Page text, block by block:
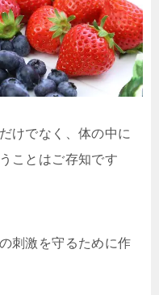
けでなく、体の中に
ことはご存知です
刺激を守るために作